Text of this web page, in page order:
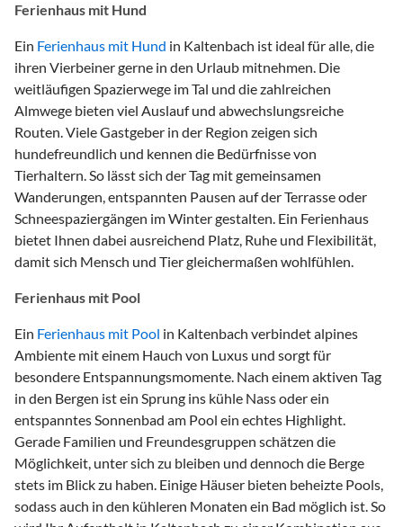
Ferienhaus mit Hund
Ein Ferienhaus mit Hund in Kaltenbach ist ideal für alle, die
ihren Vierbeiner gerne in den Urlaub mitnehmen. Die
weitläufigen Spazierwege im Tal und die zahlreichen
Almwege bieten viel Auslauf und abwechslungsreiche
Routen. Viele Gastgeber in der Region zeigen sich
hundefreundlich und kennen die Bedürfnisse von
Tierhaltern. So lässt sich der Tag mit gemeinsamen
Wanderungen, entspannten Pausen auf der Terrasse oder
Schneespaziergängen im Winter gestalten. Ein Ferienhaus
bietet Ihnen dabei ausreichend Platz, Ruhe und Flexibilität,
damit sich Mensch und Tier gleichermaßen wohlfühlen.
Ferienhaus mit Pool
Ein Ferienhaus mit Pool in Kaltenbach verbindet alpines
Ambiente mit einem Hauch von Luxus und sorgt für
besondere Entspannungsmomente. Nach einem aktiven Tag
in den Bergen ist ein Sprung ins kühle Nass oder ein
entspanntes Sonnenbad am Pool ein echtes Highlight.
Gerade Familien und Freundesgruppen schätzen die
Möglichkeit, unter sich zu bleiben und dennoch die Berge
stets im Blick zu haben. Einige Häuser bieten beheizte Pools,
sodass auch in den kühleren Monaten ein Bad möglich ist. So